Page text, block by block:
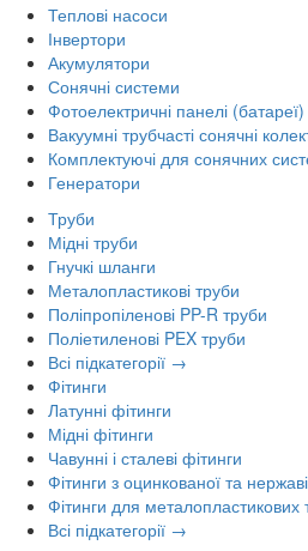
Теплові насоси
Інвертори
Акумулятори
Сонячні системи
Фотоелектричні панелі (батареї)
Вакуумні трубчасті сонячні
Комплектуючі для сонячних
Генератори
Труби
Мідні труби
Гнучкі шланги
Металопластикові труби
Поліпропіленові PP-R труби
Поліетиленові PEX труби
Всі підкатегорії →
Фітинги
Латунні фітинги
Мідні фітинги
Чавунні і сталеві фітинги
Фітинги з оцинкованої та
Фітинги для металопластикових
Всі підкатегорії →